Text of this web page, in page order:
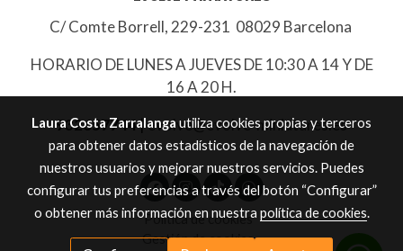
C/ Comte Borrell, 229-231 08029 Barcelona
HORARIO DE LUNES A JUEVES DE 10:30 A 14 Y DE
16 A 20 H.
932657744|evolve@evolve-miniatures.es
Política de cookies
Gestión de cookies
Laura Costa Zarralanga utiliza cookies propias y terceros
para obtener datos estadísticos de la navegación de
nuestros usuarios y mejorar nuestros servicios. Puedes
configurar tus preferencias a través del botón “Configurar”
o obtener más información en nuestra política de cookies.